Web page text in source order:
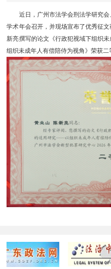
近日，广州市法学会刑法学研究会
学术年会召开，并现场宣布了优秀征
新亮撰写的论文《行政犯视域下组织
组织未成年人有偿陪侍为视角》荣获二